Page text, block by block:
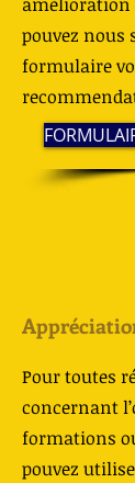
pouvez nous
formulaire
Pour toutes
concernant
formations
pouvez